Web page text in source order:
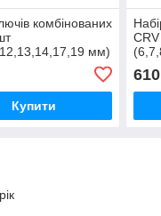
комбінованих
мм)
Купити
610